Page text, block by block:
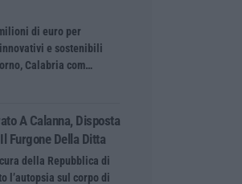
di euro per
e sostenibili
Calabria com…
A Calanna, Disposta
Furgone Della Ditta
della Repubblica di
l’autopsia sul corpo di